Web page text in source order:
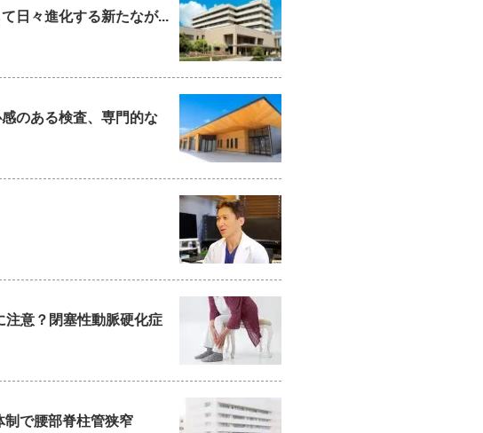
日々進化する新たなが...
のある検査、専門的な
注意？閉塞性動脈硬化症
制で腰部脊柱管狭窄